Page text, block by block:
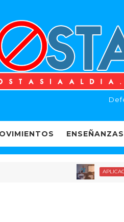
ENSEÑANZAS
APLICACIONES